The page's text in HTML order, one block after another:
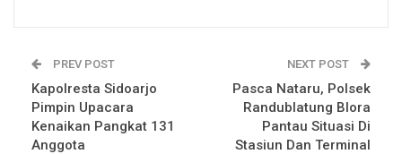
PREV POST
Kapolresta Sidoarjo
Pimpin Upacara
Kenaikan Pangkat 131
Anggota
NEXT POST
Pasca Nataru, Polsek
Randublatung Blora
Pantau Situasi Di
Stasiun Dan Terminal